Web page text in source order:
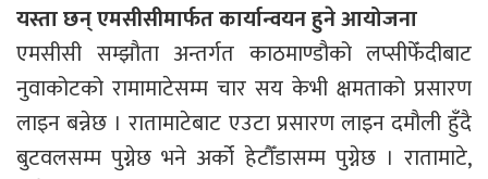
यस्ता छन् एमसीसीमार्फत कार्यान्वयन हुने आयोजना
एमसीसी सम्झौता अन्तर्गत काठमाण्डौको लप्सीफेँदीबाट
नुवाकोटको रामामाटेसम्म चार सय केभी क्षमताको प्रसारण
लाइन बन्नेछ । रातामाटेबाट एउटा प्रसारण लाइन दमौली हुँदै
बुटवलसम्म पुग्नेछ भने अर्को हेटौँडासम्म पुग्नेछ । रातामाटे,